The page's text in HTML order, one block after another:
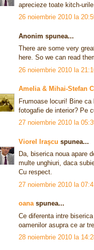
aprecieze toate kitch-
26 noiembrie 2010 la
Anonim spunea...
There are some very
here. So we can read
26 noiembrie 2010 la
Amelia & Mihai-Stefan
Frumoase locuri! Bine
fotogafie de interior? Pe
27 noiembrie 2010 la
Viorel Iraşcu spunea...
Da, biserica noua apare
multe unghiuri, daca
Cu respect.
27 noiembrie 2010 la
oanaspunea...
Ce diferenta intre
oamenilor asupra ce ar
28 noiembrie 2010 la